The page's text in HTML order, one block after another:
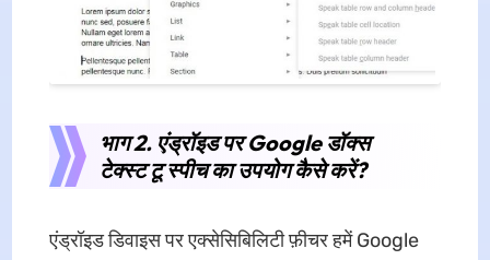
भाग 2. एंड्रॉइड पर Google डॉक्स
टेक्स्ट टू स्पीच का उपयोग कैसे करें?
एंड्रॉइड डिवाइस पर एक्सेसिबिलिटी फ़ीचर हमें Google